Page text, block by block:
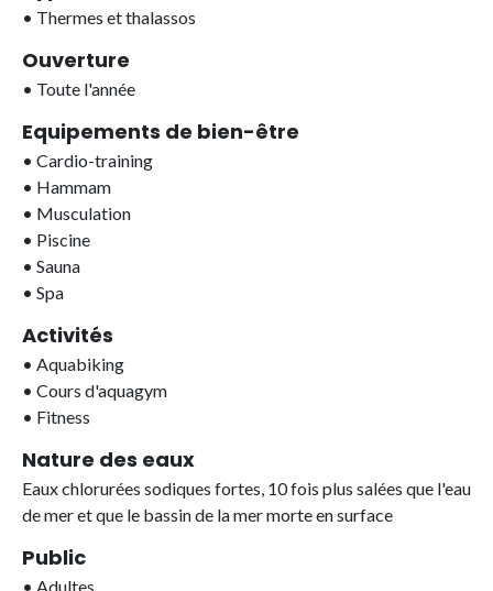
• Thermes et thalassos
Ouverture
• Toute l'année
Equipements de bien-être
• Cardio-training
• Hammam
• Musculation
• Piscine
• Sauna
• Spa
Activités
• Aquabiking
• Cours d'aquagym
• Fitness
Nature des eaux
Eaux chlorurées sodiques fortes, 10 fois plus salées que l'eau
de mer et que le bassin de la mer morte en surface
Public
• Adultes